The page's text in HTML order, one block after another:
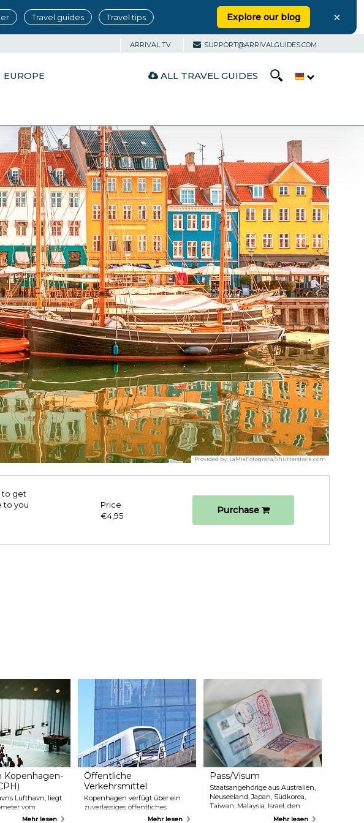
Travel guides Travel tips Explore our blog ×
ARRIVAL TV SUPPORT@ARRIVALGUIDES.COM
EUROPE ALL TRAVEL GUIDES
Provided by: LaMiaFotografia/Shutterstock.com
to get
to you
Price
€4,95
Purchase
Kopenhagen-
Lufthavn, liegt
vom
entfernt. Als
Mehr lesen
Öffentliche
Verkehrsmittel
Kopenhagen verfügt über ein
zuverlässiges öffentliches
Verkehrssystem mit U-Bahn, S-
Mehr lesen
Pass/Visum
Staatsangehörige aus Australien,
Neuseeland, Japan, Südkorea,
Taiwan, Malaysia, Israel, den
Vereinigten ArabischenMehr lesen